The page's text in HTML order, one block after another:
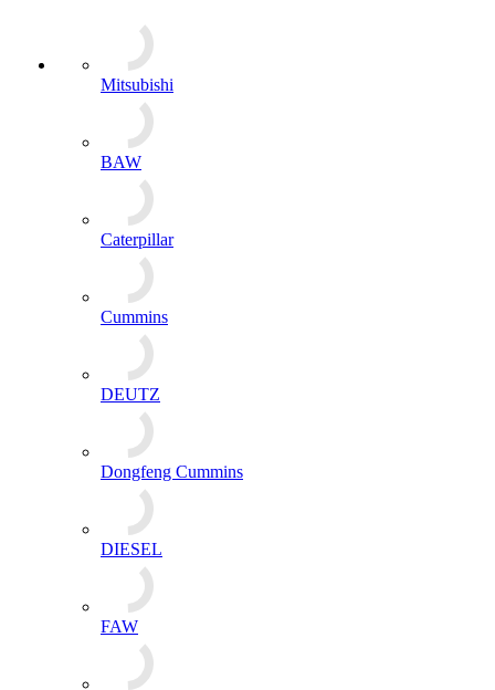
Mitsubishi
BAW
Caterpillar
Cummins
DEUTZ
Dongfeng Cummins
DIESEL
FAW